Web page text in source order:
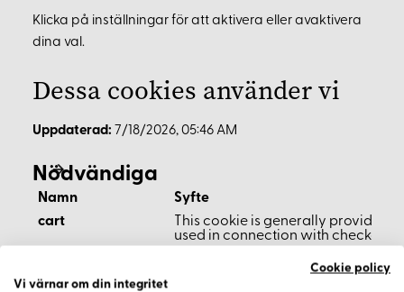
Klicka på inställningar för att aktivera eller avaktivera
dina val.
Dessa cookies använder vi
Uppdaterad: 7/18/2026, 05:46 AM
Nödvändiga
Namn
Syfte
cart
This cookie is generally provided
used in connection with checkout.
This cookie saves your cookie
website. You can change these or
Cookie policy
Vi värnar om din integritet